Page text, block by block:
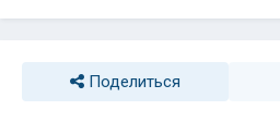
Поделиться